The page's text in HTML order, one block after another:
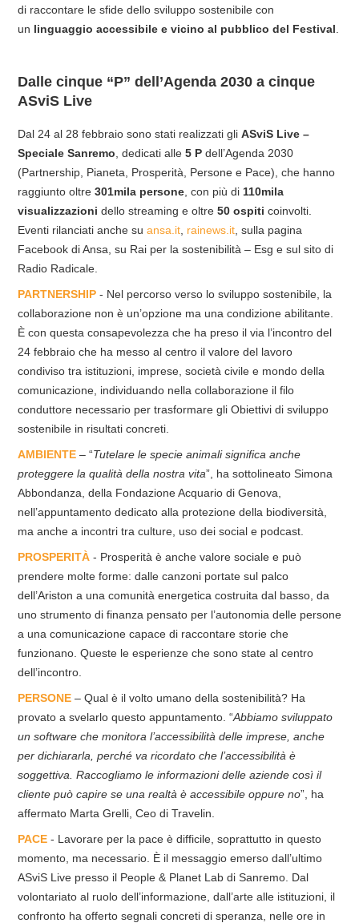
di raccontare le sfide dello sviluppo sostenibile con
un linguaggio accessibile e vicino al pubblico del Festival
Dalle cinque “P” dell’Agenda 2030 a cinque
ASviS Live
Dal 24 al 28 febbraio sono stati realizzati gli ASviS Live –
Speciale Sanremo , dedicati alle 5 P dell’Agenda 2030
(Partnership, Pianeta, Prosperità, Persone e Pace), che hanno
raggiunto oltre 301mila persone , con più di 110mila
visualizzazioni dello streaming e oltre 50 ospiti coinvolti.
Eventi rilanciati anche su ansa.it rainews.it , sulla pagina
Facebook di Ansa, su Rai per la sostenibilità – Esg e sul sito di
Radio Radicale.
PARTNERSHIP - Nel percorso verso lo sviluppo sostenibile, la
collaborazione non è un’opzione ma una condizione abilitante.
È con questa consapevolezza che ha preso il via l’incontro del
24 febbraio che ha messo al centro il valore del lavoro
condiviso tra istituzioni, imprese, società civile e mondo della
comunicazione, individuando nella collaborazione il filo
conduttore necessario per trasformare gli Obiettivi di sviluppo
sostenibile in risultati concreti.
AMBIENTE – “Tutelare le specie animali significa anche
proteggere la qualità della nostra vita”, ha sottolineato Simona
Abbondanza, della Fondazione Acquario di Genova,
nell’appuntamento dedicato alla protezione della biodiversità,
ma anche a incontri tra culture, uso dei social e podcast.
PROSPERITÀ - Prosperità è anche valore sociale e può
prendere molte forme: dalle canzoni portate sul palco
dell’Ariston a una comunità energetica costruita dal basso, da
uno strumento di finanza pensato per l’autonomia delle persone
a una comunicazione capace di raccontare storie che
funzionano. Queste le esperienze che sono state al centro
dell’incontro.
PERSONE – Qual è il volto umano della sostenibilità? Ha
provato a svelarlo questo appuntamento. “Abbiamo sviluppato
un software che monitora l’accessibilità delle imprese, anche
per dichiararla, perché va ricordato che l’accessibilità è
soggettiva. Raccogliamo le informazioni delle aziende così il
cliente può capire se una realtà è accessibile oppure no”, ha
affermato Marta Grelli, Ceo di Travelin.
PACE - Lavorare per la pace è difficile, soprattutto in questo
momento, ma necessario. È il messaggio emerso dall’ultimo
ASviS Live presso il People & Planet Lab di Sanremo. Dal
volontariato al ruolo dell’informazione, dall’arte alle istituzioni, il
confronto ha offerto segnali concreti di speranza, nelle ore in